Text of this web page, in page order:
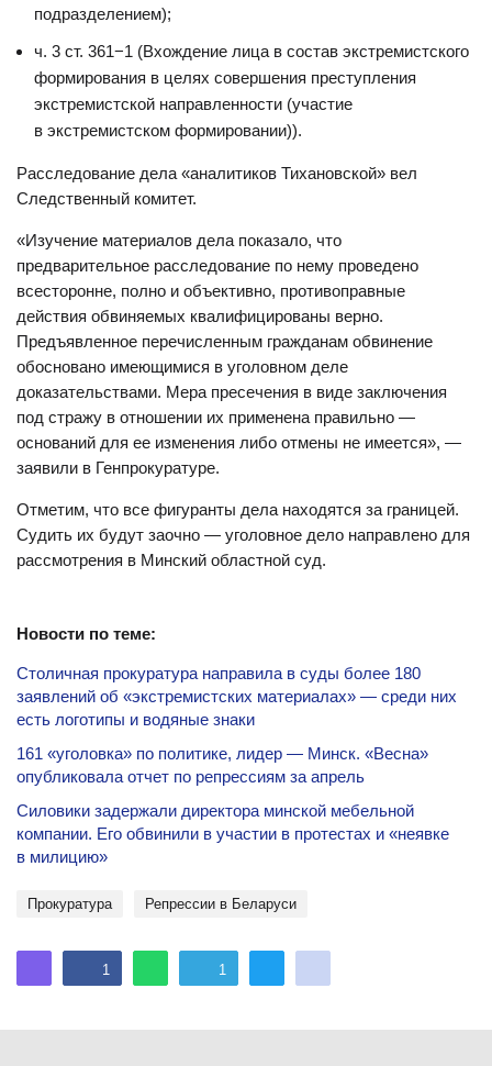
подразделением);
ч. 3 ст. 361−1 (Вхождение лица в состав экстремистского
формирования в целях совершения преступления
экстремистской направленности (участие
в экстремистском формировании)).
Расследование дела «аналитиков Тихановской» вел
Следственный комитет.
«Изучение материалов дела показало, что
предварительное расследование по нему проведено
всесторонне, полно и объективно, противоправные
действия обвиняемых квалифицированы верно.
Предъявленное перечисленным гражданам обвинение
обосновано имеющимися в уголовном деле
доказательствами. Мера пресечения в виде заключения
под стражу в отношении их применена правильно —
оснований для ее изменения либо отмены не имеется», —
заявили в Генпрокуратуре.
Отметим, что все фигуранты дела находятся за границей.
Судить их будут заочно — уголовное дело направлено для
рассмотрения в Минский областной суд.
Новости по теме:
Столичная прокуратура направила в суды более 180
заявлений об «экстремистских материалах» — среди них
есть логотипы и водяные знаки
161 «уголовка» по политике, лидер — Минск. «Весна»
опубликовала отчет по репрессиям за апрель
Силовики задержали директора минской мебельной
компании. Его обвинили в участии в протестах и «неявке
в милицию»
Прокуратура репрессии в Беларуси
1 1